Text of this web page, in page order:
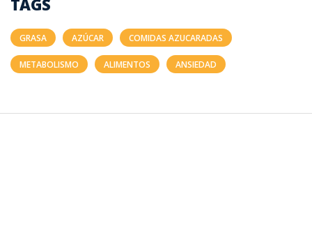
GRASA AZÚCAR COMIDAS AZUCARADAS
METABOLISMO ALIMENTOS ANSIEDAD